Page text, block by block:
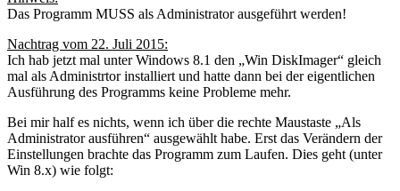
Das Programm MUSS als Administrator ausgeführt werden!
Nachtrag vom 22. Juli 2015:
Ich hab jetzt mal unter Windows 8.1 den „Win DiskImager“ gleich
mal als Administrtor installiert und hatte dann bei der eigentlichen
Ausführung des Programms keine Probleme mehr.
Bei mir half es nichts, wenn ich über die rechte Maustaste „Als
Administrator ausführen“ ausgewählt habe. Erst das Verändern der
Einstellungen brachte das Programm zum Laufen. Dies geht (unter
Win 8.x) wie folgt: